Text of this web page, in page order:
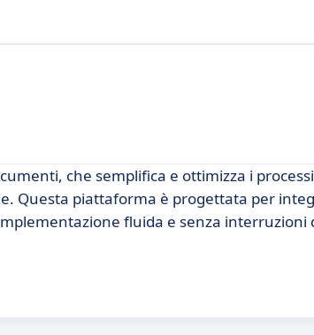
che semplifica e ottimizza i
Questa piattaforma è progettata per
fluida e senza interruzioni